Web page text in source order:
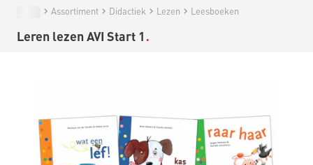
Assortiment Didactiek Lezen Leesboeken
Leren lezen AVI Start 1